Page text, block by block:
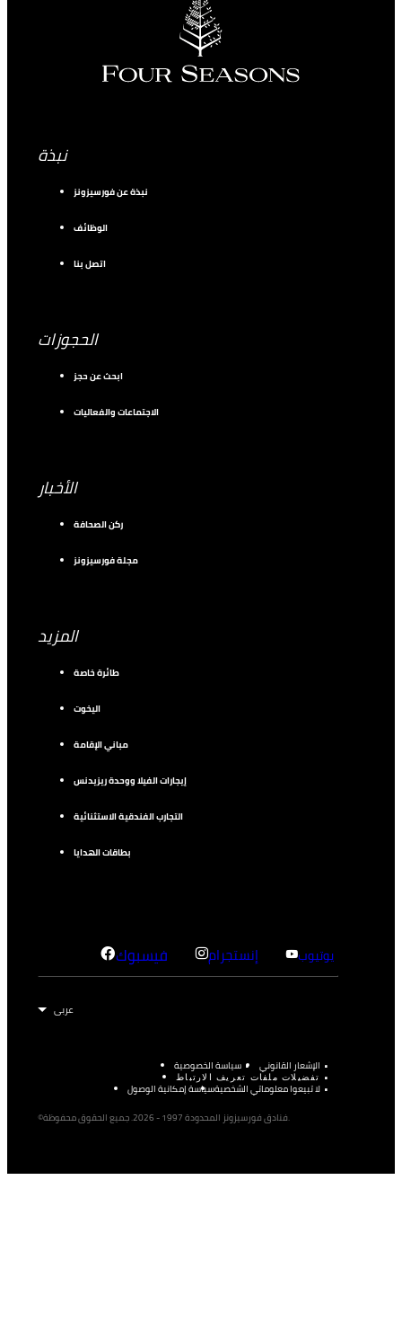
نبذة
نبذة عن فورسيزونز
الوظائف
اتصل بنا
الحجوزات
ابحث عن حجز
الاجتماعات والفعاليات
الأخبار
ركن الصحافة
مجلة فورسيزونز
المزيد
طائرة خاصة
اليخوت
مباني الإقامة
إيجارات الفيلا ووحدة ريزيدنس
التجارب الفندقية الاستثنائية
بطاقات الهدايا
فيسبوك إنستجرام يوتيوب
الإشعار القانوني سياسة الخصوصية
تفضيلات ملفات تعريف الارتباط
لا تبيعوا معلوماتي الشخصيةسياسة إمكانية الوصول
©فنادق فورسيزونز المحدودة 1997 - 2026. جميع الحقوق محفوظة.